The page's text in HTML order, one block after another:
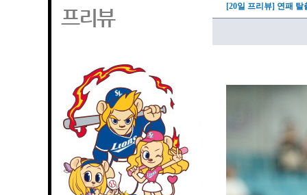
프리뷰 [20일 프리뷰] 연패